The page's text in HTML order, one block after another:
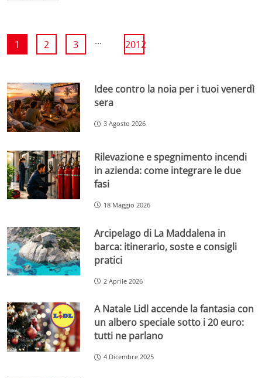
1 2 3 ... 2012
Idee contro la noia per i tuoi venerdì
sera
3 Agosto 2026
Rilevazione e spegnimento incendi
in azienda: come integrare le due
fasi
18 Maggio 2026
Arcipelago di La Maddalena in
barca: itinerario, soste e consigli
pratici
2 Aprile 2026
A Natale Lidl accende la fantasia con
un albero speciale sotto i 20 euro:
tutti ne parlano
4 Dicembre 2025